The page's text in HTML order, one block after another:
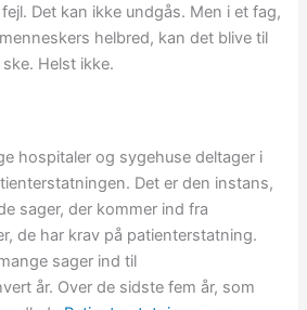
Det kan ikke undgås. Men i et fag,
helbred, kan det blive til
Helst ikke.
hospitaler og sygehuse deltager i
Det er den instans,
sager, der kommer ind fra
de har krav på patienterstatning.
sager ind til
år. Over de sidste fem år, som